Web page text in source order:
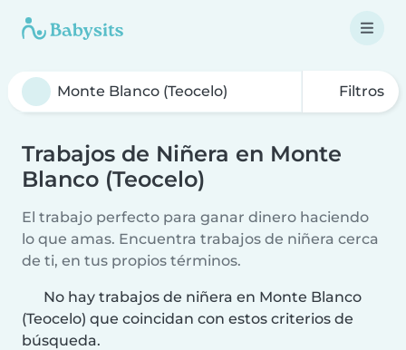
Filtros
Trabajos de Niñera en Monte
Blanco (Teocelo)
El trabajo perfecto para ganar dinero haciendo
lo que amas. Encuentra trabajos de niñera cerca
de ti, en tus propios términos.
No hay trabajos de niñera en Monte Blanco
(Teocelo) que coincidan con estos criterios de
búsqueda.